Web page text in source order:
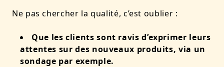
Ne pas chercher la qualité, c’est oublier :
Que les clients sont ravis d’exprimer leurs
attentes sur des nouveaux produits, via un
sondage par exemple.